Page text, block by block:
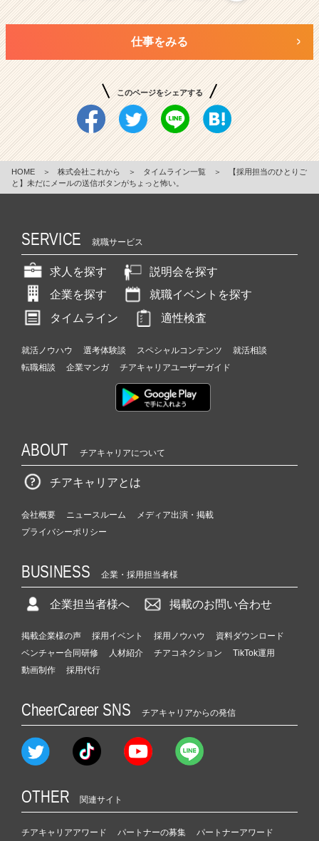
仕事をみる
このページをシェアする
HOME ＞ 株式会社これから ＞ タイムライン一覧 ＞
【採用担当のひとりご
と】未だにメールの送信ボタンがちょっと怖い。
SERVICE 就職サービス
求人を探す
説明会を探す
企業を探す
就職イベントを探す
タイムライン
適性検査
就活ノウハウ 選考体験談 スペシャルコンテンツ
就活相談
転職相談
企業マンガ チアキャリアユーザーガイド
ABOUT チアキャリアについて
チアキャリアとは
会社概要 ニュースルーム
メディア出演・掲載
プライバシーポリシー
BUSINESS 企業・採用担当者様
企業担当者様へ 掲載のお問い合わせ
掲載企業様の声 採用イベント 採用ノウハウ
資料ダウンロード
ベンチャー合同研修
人材紹介 チアコネクション
TikTok運用
動画制作
採用代行
CheerCareer SNS チアキャリアからの発信
OTHER 関連サイト
チアキャリアアワード パートナーの募集 パートナーアワード